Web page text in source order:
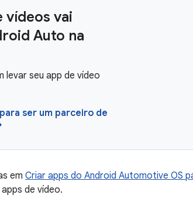
vídeos vai
Auto na
levar seu app de vídeo
ser um parceiro de
em Criar apps do Android Automotive OS
de vídeo.